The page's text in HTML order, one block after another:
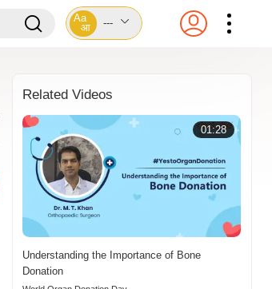
Aa
आ
---
Related Videos
01:28
Understanding the Importance of Bone
Donation